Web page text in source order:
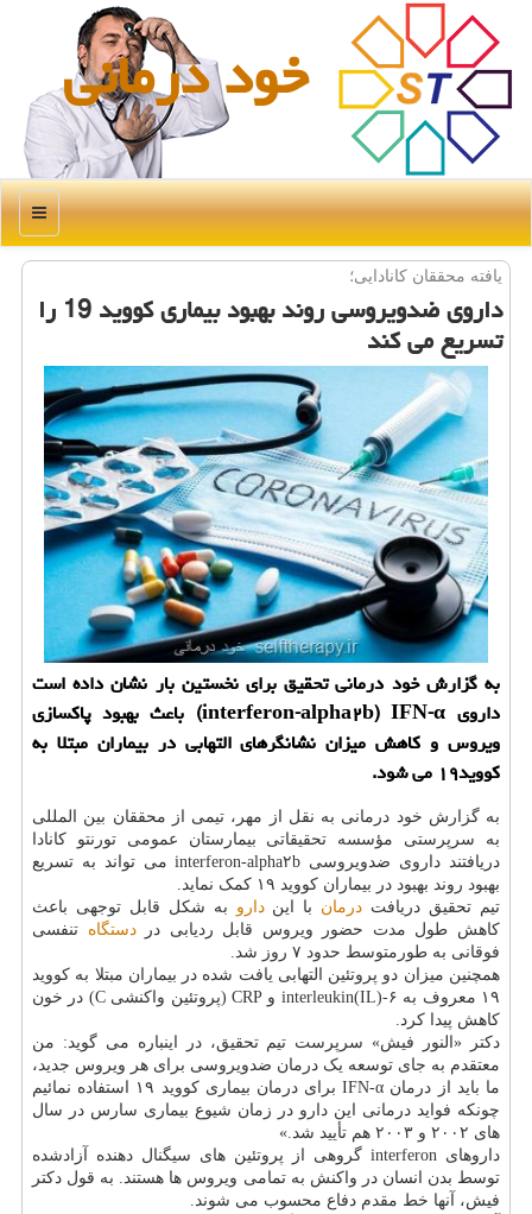
خود درمانی
منو
یافته محققان كانادایی؛
داروی ضدویروسی روند بهبود بیماری كووید 19 را
تسریع می كند
به گزارش خود درمانی تحقیق برای نخستین بار نشان داده است
داروی interferon-alpha۲b) IFN-α) باعث بهبود پاكسازی
ویروس و كاهش میزان نشانگرهای التهابی در بیماران مبتلا به
كووید۱۹ می شود.
به گزارش خود درمانی به نقل از مهر، تیمی از محققان بین المللی
به سرپرستی مؤسسه تحقیقاتی بیمارستان عمومی تورنتو کانادا
دریافتند داروی ضدویروسی interferon-alpha۲b می تواند به تسریع
بهبود روند بهبود در بیماران کووید ۱۹ کمک نماید.
تیم تحقیق دریافت درمان با ایندارو به شکل قابل توجهی باعث
کاهش طول مدت حضور ویروس قابل ردیابی دردستگاه تنفسی
فوقانی به طورمتوسط حدود ۷ روز شد.
همچنین میزان دو پروتئین التهابی یافت شده در بیماران مبتلا به کووید
۱۹ معروف به interleukin(IL)-۶ و CRP (پروتئین واکنشی C) در خون
کاهش پیدا کرد.
دکتر «النور فیش» سرپرست تیم تحقیق، در اینباره می گوید: من
معتقدم به جای توسعه یک درمان ضدویروسی برای هر ویروس جدید،
ما باید از درمان IFN-α برای درمان بیماری کووید ۱۹ استفاده نمائیم
چونکه فواید درمانی این دارو در زمان شیوع بیماری سارس در سال
های ۲۰۰۲ و ۲۰۰۳ هم تأیید شد.»
داروهای interferon گروهی از پروتئین های سیگنال دهنده آزادشده
توسط بدن انسان در واکنش به تمامی ویروس ها هستند. به قول دکتر
فیش، آنها خط مقدم دفاع محسوب می شوند.